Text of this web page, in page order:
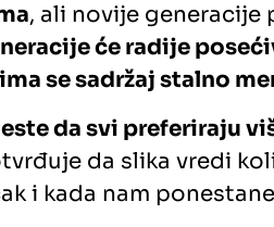
, ali novije generacije
će radije
se sadržaj stalno
da svi preferiraju
da slika vredi
i kada nam